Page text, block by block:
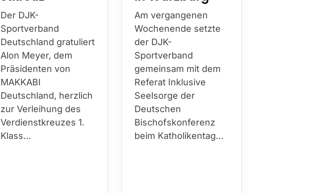
Der DJK-
Sportverband
Deutschland gratuliert
Alon Meyer, dem
Präsidenten von
MAKKABI
Deutschland, herzlich
zur Verleihung des
Verdienstkreuzes 1.
Klass…
Am vergangenen
Wochenende setzte
der DJK-
Sportverband
gemeinsam mit dem
Referat Inklusive
Seelsorge der
Deutschen
Bischofskonferenz
beim Katholikentag…